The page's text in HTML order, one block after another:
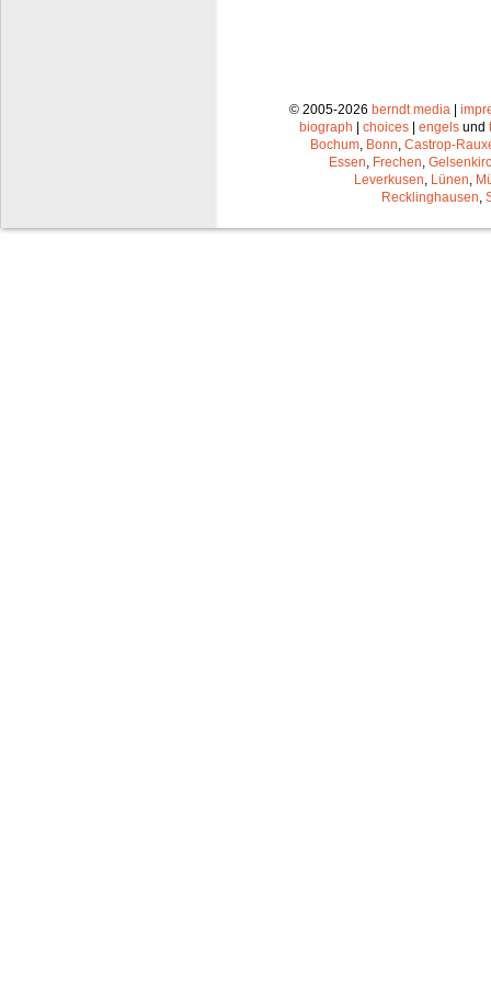
© 2005-2026 berndt media |
biograph | choices | engels und
Bochum Bonn Castrop-
Essen Frechen
Leverkusen Lünen
Recklinghausen